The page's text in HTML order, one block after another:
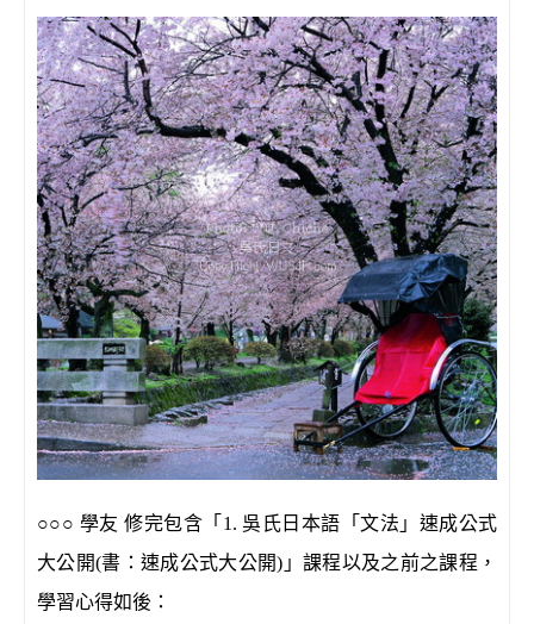
○○○ 學友 修完包含「1. 吳氏日本語「文法」速成公式
大公開(書：速成公式大公開)」課程以及之前之課程，
學習心得如後：